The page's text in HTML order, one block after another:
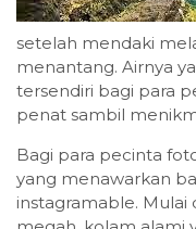
setelah mendaki
menantang. Airnya
tersendiri bagi para
penat sambil
Bagi para pecinta
yang menawarkan
instagramable. Mulai